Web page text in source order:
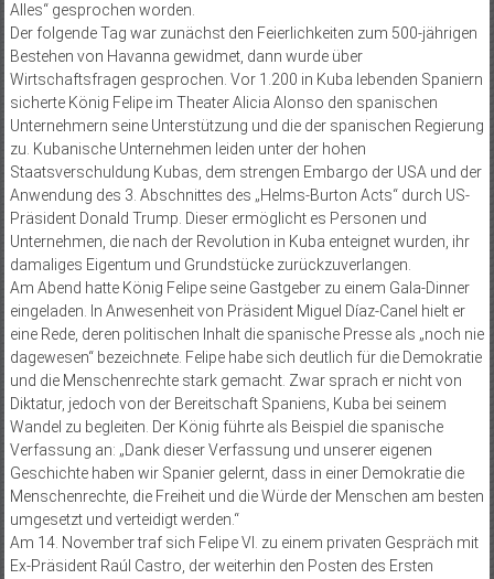
Alles“ gesprochen worden.
Der folgende Tag war zunächst den Feierlichkeiten zum 500-jährigen
Bestehen von Havanna gewidmet, dann wurde über
Wirtschaftsfragen gesprochen. Vor 1.200 in Kuba lebenden Spaniern
sicherte König Felipe im Theater Alicia Alonso den spanischen
Unternehmern seine Unterstützung und die der spanischen Regierung
zu. Kubanische Unternehmen leiden unter der hohen
Staatsverschuldung Kubas, dem strengen Embargo der USA und der
Anwendung des 3. Abschnittes des „Helms-Burton Acts“ durch US-
Präsident Donald Trump. Dieser ermöglicht es Personen und
Unternehmen, die nach der Revolution in Kuba enteignet wurden, ihr
damaliges Eigentum und Grundstücke zurückzuverlangen.
Am Abend hatte König Felipe seine Gastgeber zu einem Gala-Dinner
eingeladen. In Anwesenheit von Präsident Miguel Díaz-Canel hielt er
eine Rede, deren politischen Inhalt die spanische Presse als „noch nie
dagewesen“ bezeichnete. Felipe habe sich deutlich für die Demokratie
und die Menschenrechte stark gemacht. Zwar sprach er nicht von
Diktatur, jedoch von der Bereitschaft Spaniens, Kuba bei seinem
Wandel zu begleiten. Der König führte als Beispiel die spanische
Verfassung an: „Dank dieser Verfassung und unserer eigenen
Geschichte haben wir Spanier gelernt, dass in einer Demokratie die
Menschenrechte, die Freiheit und die Würde der Menschen am besten
umgesetzt und verteidigt werden.“
Am 14. November traf sich Felipe VI. zu einem privaten Gespräch mit
Ex-Präsident Raúl Castro, der weiterhin den Posten des Ersten